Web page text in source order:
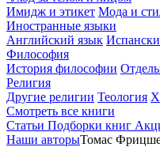
Имидж и этикет Мода и
Иностранные языки
Английский язык
Философия
История философии
Религия
Другие религии Теология
Смотреть все книги
Статьи Подборки книг
Наши авторыТомас